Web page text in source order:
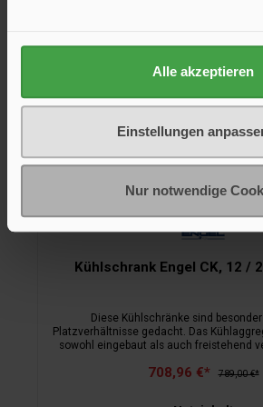
Alle akzeptieren
Einstellungen
Nur notwendige
Kühlschrank Engel CK, 12 /
Diese Kühlschränke sind
Platzverhältnisse gedacht. Das
sowohl eingebaut als auch freistehend
wird einfach von außen geregelt. Der
708,96 €* 789,00 €*